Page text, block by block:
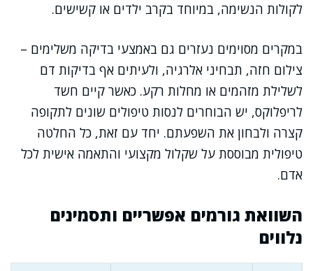
לקולות הנשימה, במיוחד בקרב ילדים או קשישים.
במקרים מסוימים נעזרים גם באמצעי בדיקה משלימים –
צילום חזה, תבחיני אלרגיה, ולעיתים אף בדיקות דם
לשלילת מזהמים או מחלות רקע. כאשר קיים חשד
לריפלוקס, יש הבוחרים לנסות טיפולים שונים לתקופה
קצרה ולבחון את השפעתם. יחד עם זאת, כל החלטה
טיפולית מבוססת על שקלול מקצועי והתאמה אישית לכל
אדם.
השוואת גורמים אפשריים ותסמינים
נלווים